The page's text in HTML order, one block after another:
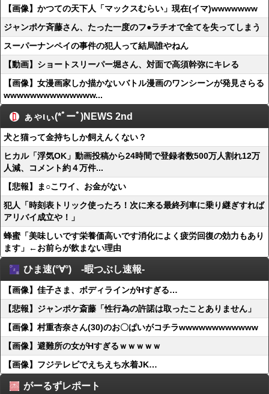
【画像】かつての天下人「マックスむらい」現在(イマ)wwwwwww
ジャンポケ斉藤さん、たった一度のフ●ラチオで全てを失ってしまう
スーパーナンペイの事件の犯人って結局誰やねん
【動画】ショートスリーパー堀さん、対面で高須幹弥にキレる
【画像】女漫画家しか描かないバトル漫画のワンシーンが発見さらる
wwwwwwwwwwwwww...
ぁゃιぃ(*ﾟーﾟ)NEWS 2nd
犬と猫って金持ちしか飼えんくない？
ヒカル「浮気OK」動画投稿から24時間で登録者数500万人割れ12万
人減、コメント約４万件...
【悲報】ま○こワイ、お金がない
犯人「時刻表トリック使ったろ！次に来る最終列車に乗り継ぎすれば
アリバイ成立や！」
蜂蜜「美味しいです栄養価高いです消化によく疲労回復の効力もあり
ます」←お前らが飲まない理由
ひま速(°∀°) -暇つぶし速報-
【画像】佳子さま、ボディラインがHすぎる…
【悲報】ジャンポケ斎藤「性行為の許諾は取ったことありません」
【画像】村重杏奈さん(30)のお〇ぱいがコチラwwwwwwwwwwww
【画像】避難所の女がHすぎるｗｗｗｗｗ
【画像】フジテレビでえちえち水着JK…
がーるずレポート